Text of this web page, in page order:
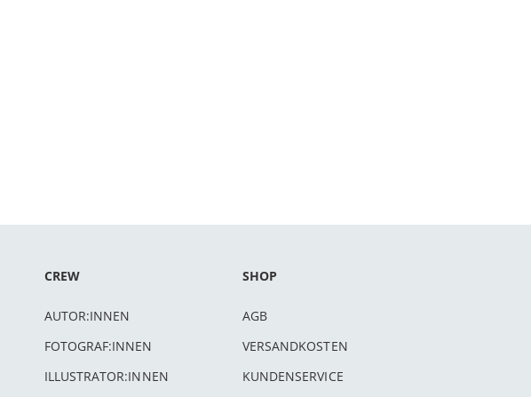
CREW
AUTOR:INNEN
FOTOGRAF:INNEN
ILLUSTRATOR:INNEN
SHOP
AGB
VERSANDKOSTEN
KUNDENSERVICE